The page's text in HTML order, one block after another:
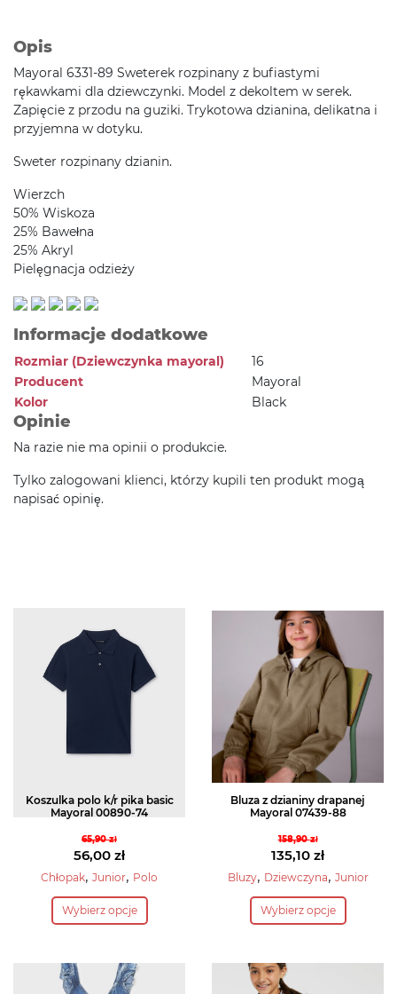
Opis
Mayoral 6331-89 Sweterek rozpinany z bufiastymi
rękawkami dla dziewczynki. Model z dekoltem w serek.
Zapięcie z przodu na guziki. Trykotowa dzianina, delikatna i
przyjemna w dotyku.
Sweter rozpinany dzianin.
Wierzch
50% Wiskoza
25% Bawełna
25% Akryl
Pielęgnacja odzieży
Informacje dodatkowe
Rozmiar (Dziewczynka mayoral)
16
Producent
Mayoral
Kolor
Black
Opinie
Na razie nie ma opinii o produkcie.
Tylko zalogowani klienci, którzy kupili ten produkt mogą
napisać opinię.
Koszulka polo k/r pika basic
Mayoral 00890-74
65,90zł
Pierwotna
cena
wynosiła:
65,90 zł.
56,00 zł
Aktualna
cena
wynosi:
Chłopak, Junior, Polo
Wybierz opcje
Ten
produkt
wiele
wariantów.
Bluza z dzianiny drapanej
Mayoral 07439-88
158,90zł
Pierwotna
cena
wynosiła:
158,90 zł.
135,10 zł
Aktualna
cena
wynosi:
Bluzy, Dziewczyna, Junior
Wybierz opcje
Ten
produkt
wiele
wariantów.